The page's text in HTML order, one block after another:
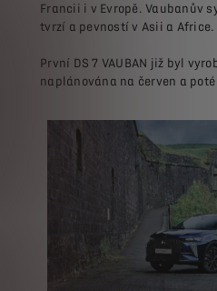
Francii i v Evropě. Vaubanův
tvrzí a pevností v Asii a Africe.
První DS 7 VAUBAN již byl
naplánována na červen a